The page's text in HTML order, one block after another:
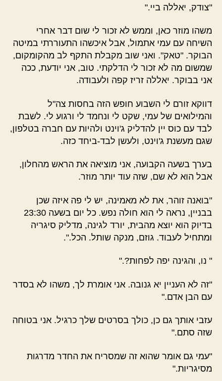
"צודק, יאללה ביי."
משהו מוזר כאן, וממש לא זכור לי שום דבר אחרי
השיחה עם עמי אתמול, אבל איכשהו התעוררתי במיטה
הבוקר. "טאק". ואני שוב מקבלת התקף לב מהקומקום,
שמשום מה לא זכור לי הדלקתי. טוב, אני יודעת, ככה
אני בבוקר. יאללה זריז קפה ולעבודה.
דווקא זורם לי השבוע חופש הזה בחסות צה"ל
והמילואים של עמי, שקט לי ונחמד לי ורגוע לי. לשבת
לבד עם כוס יין להדליק ג'וינט ולהיות עם חברה בטלפון,
שגם מעשנת ג'וינט, ולעשן לבד-ביחד כזה.
בערך בשעה הקבועה, אני מוציאה את הראש מהחלון,
אבל הוא לא שם, שזה עוד יותר מוזר.
"בואנה זוהר, את לא מאמינה, יש לי פה איזה שכן
בבניין, נראה לי הוא חולה נפש. כל יום בשעה 23:30
בדיוק הוא יוצא מהבית, יורד לגינה, מדליק סיגריה
ומתחיל לעבוד. גוזם, מנקה שותל. הכל.".
" נו, והגינה יפה לפחות?."
"זה לא העניין יא גנובה. אני אומרת לך, משהו לא בסדר
עם הבן אדם."
עזבי אותך גם כן, כולך בסרטים שלך כרגיל. אני בטוחה
שזה סתם."
"עמי גם אומר שהוא זה שמסריח את החדר מדרגות
מסיגריות."